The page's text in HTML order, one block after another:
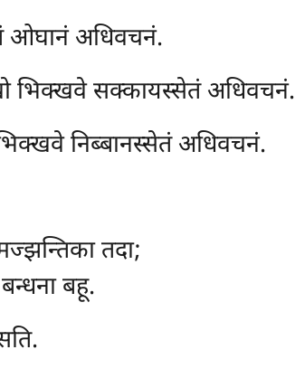
ओघानं अधिवचनं.
भिक्खवे सक्कायस्सेतं अधिवचनं.
निब्बानस्सेतं अधिवचनं.
तदा;
बहू.